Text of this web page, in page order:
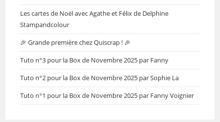
Les cartes de Noël avec Agathe et Félix de Delphine
Stampandcolour
🎉 Grande première chez Quiscrap ! 🎉
Tuto n°3 pour la Box de Novembre 2025 par Fanny
Tuto n°2 pour la Box de Novembre 2025 par Sophie La
Tuto n°1 pour la Box de Novembre 2025 par Fanny Voignier